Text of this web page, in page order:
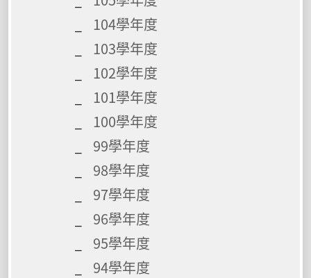
104學年度
103學年度
102學年度
101學年度
100學年度
99學年度
98學年度
97學年度
96學年度
95學年度
94學年度